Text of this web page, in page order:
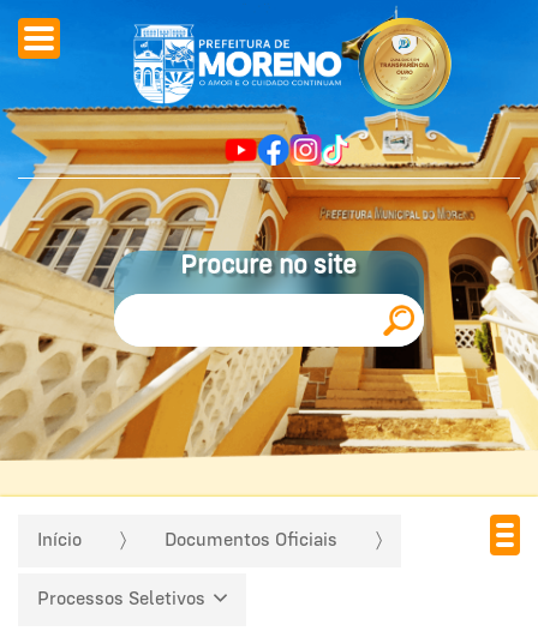
Procure no site
Início Documentos Oficiais
Processos Seletivos